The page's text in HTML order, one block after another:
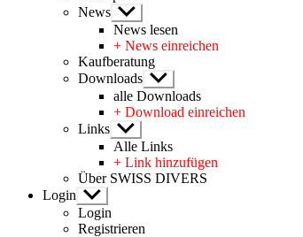
News Untermenü
anzeigen
News lesen
+ News einreichen
Kaufberatung
Downloads Untermenü
anzeigen
alle Downloads
+ Download einreichen
Links Untermenü
anzeigen
Alle Links
+ Link hinzufügen
Über SWISS DIVERS
Login Untermenü
anzeigen
Login
Registrieren